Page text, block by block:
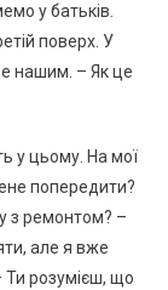
у батьків.
поверх. У
нашим. – Як це
у цьому. На мої
попередити?
з ремонтом? –
але я вже
Ти розумієш, що